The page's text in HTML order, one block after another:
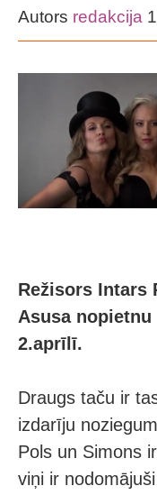
Autors redakcija
Režisors Intars
Asusa nopietnu
2.aprīlī.
Draugs taču ir
izdarīju
Pols un Simons
viņi ir